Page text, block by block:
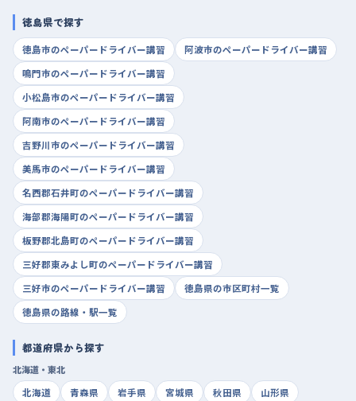
徳島県で探す
徳島市のペーパードライバー講習
阿波市のペーパードライバー講習
鳴門市のペーパードライバー講習
小松島市のペーパードライバー講習
阿南市のペーパードライバー講習
吉野川市のペーパードライバー講習
美馬市のペーパードライバー講習
名西郡石井町のペーパードライバー講習
海部郡海陽町のペーパードライバー講習
板野郡北島町のペーパードライバー講習
三好郡東みよし町のペーパードライバー講習
三好市のペーパードライバー講習
徳島県の市区町村一覧
徳島県の路線・駅一覧
都道府県から探す
北海道・東北
北海道
青森県 岩手県 宮城県 秋田県
山形県